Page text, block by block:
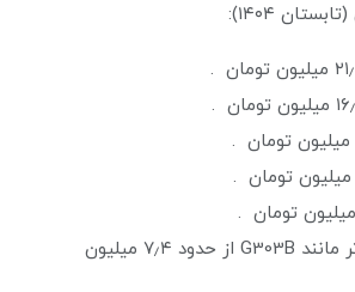
۱۴۰۴):
مدل‌های اقتصادی‌تر مانند G303B از حدود ۷٫۴ میلیون